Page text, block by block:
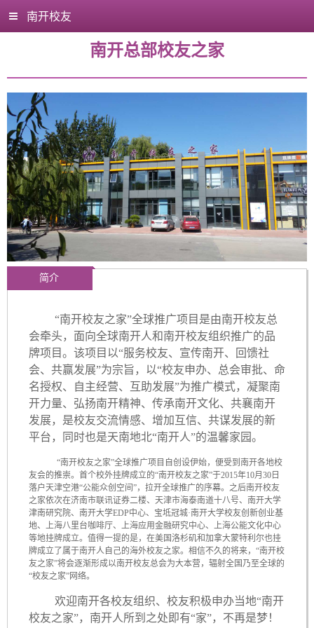
南开校友
南开总部校友之家
简介
“南开校友之家”全球推广项目是由南开校友总
会牵头，面向全球南开人和南开校友组织推广的品
牌项目。该项目以“服务校友、宣传南开、回馈社
会、共赢发展”为宗旨，以“校友申办、总会审批、命
名授权、自主经营、互助发展”为推广模式，凝聚南
开力量、弘扬南开精神、传承南开文化、共襄南开
发展，是校友交流情感、增加互信、共谋发展的新
平台，同时也是天南地北“南开人”的温馨家园。
“南开校友之家”全球推广项目自创设伊始，便受到南开各地校
友会的推崇。首个校外挂牌成立的“南开校友之家”于2015年10月30日
落户天津空港“公能众创空间”，拉开全球推广的序幕。之后南开校友
之家依次在济南市联讯证券二楼、天津市海泰南道十八号、南开大学
津南研究院、南开大学EDP中心、宝坻冠城·南开大学校友创新创业基
地、上海八里台咖啡厅、上海应用金融研究中心、上海公能文化中心
等地挂牌成立。值得一提的是，在美国洛杉矶和加拿大蒙特利尔也挂
牌成立了属于南开人自己的海外校友之家。相信不久的将来，“南开校
友之家”将会逐渐形成以南开校友总会为大本营，辐射全国乃至全球的
“校友之家”网络。
欢迎南开各校友组织、校友积极申办当地“南开
校友之家”，南开人所到之处即有“家”，不再是梦！